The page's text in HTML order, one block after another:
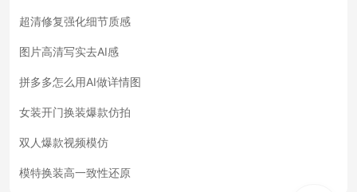
超清修复强化细节质感
图片高清写实去AI感
拼多多怎么用AI做详情图
女装开门换装爆款仿拍
双人爆款视频模仿
模特换装高一致性还原